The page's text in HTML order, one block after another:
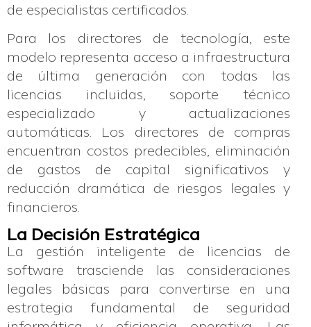
de especialistas certificados.
Para los directores de tecnología, este
modelo representa acceso a infraestructura
de última generación con todas las
licencias incluidas, soporte técnico
especializado y actualizaciones
automáticas. Los directores de compras
encuentran costos predecibles, eliminación
de gastos de capital significativos y
reducción dramática de riesgos legales y
financieros.
La Decisión Estratégica
La gestión inteligente de licencias de
software trasciende las consideraciones
legales básicas para convertirse en una
estrategia fundamental de seguridad